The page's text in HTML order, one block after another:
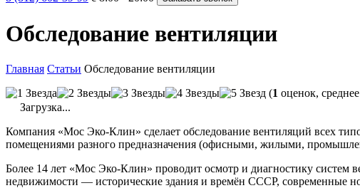
Обследование вентиляции
Главная Статьи Обследование вентиляции
(1 оценок,
Загрузка...
Компания «Мос Эко-Клин» сделает обследование вентиляций всех
помещениями разного предназначения (офисными, жилыми,
Более 14 лет «Мос Эко-Клин» проводит осмотр и диагностику систем
недвижимости — исторические здания и времён СССР, современные